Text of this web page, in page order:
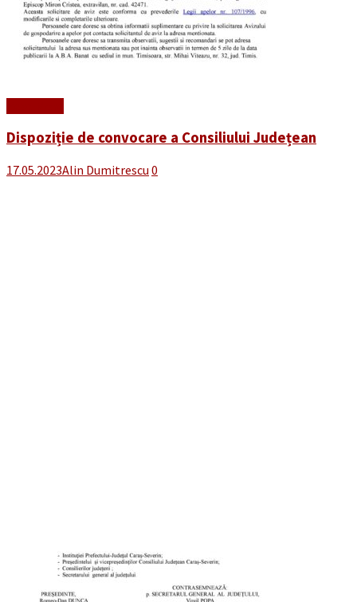
Dispoziție de convocare a Consiliului Județean
17.05.2023Alin Dumitrescu 0